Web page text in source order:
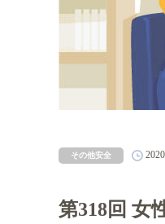
その他安全
第318回 女